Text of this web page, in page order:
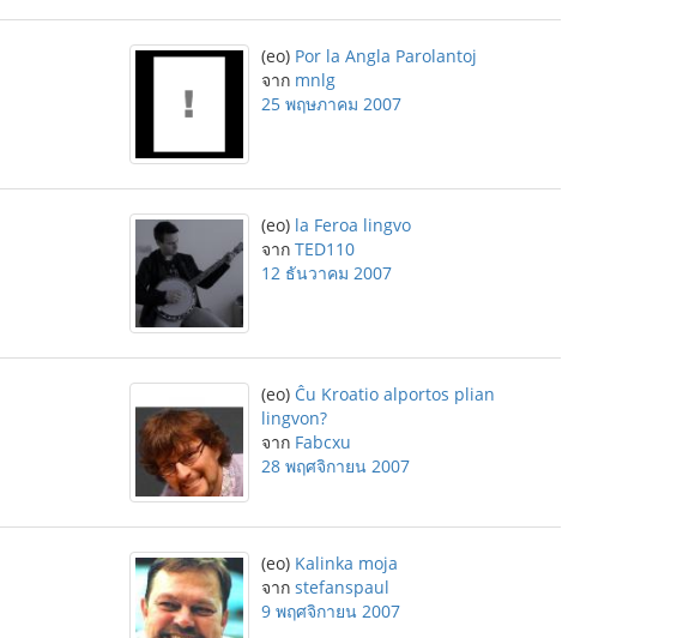
(eo) Por la Angla Parolantoj
จาก mnlg
25 พฤษภาคม 2007
(eo) la Feroa lingvo
จาก TED110
12 ธันวาคม 2007
(eo) Ĉu Kroatio alportos plian
lingvon?
จาก Fabcxu
28 พฤศจิกายน 2007
(eo) Kalinka moja
จาก stefanspaul
9 พฤศจิกายน 2007